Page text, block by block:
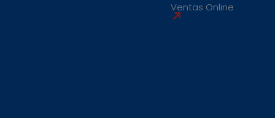
Ventas Online